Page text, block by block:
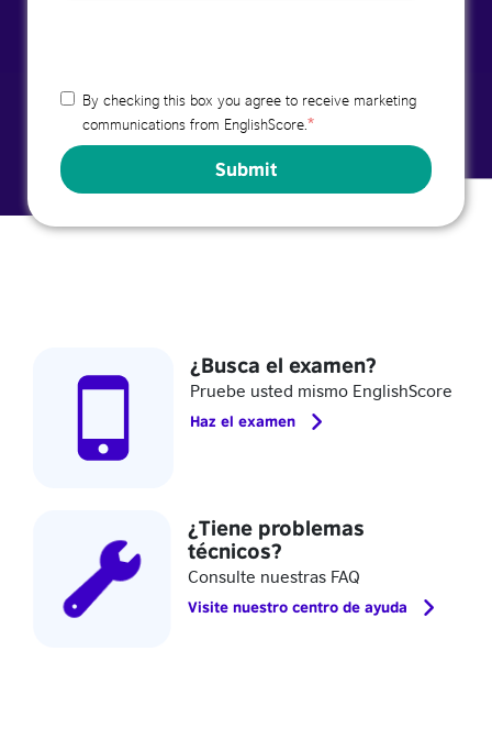
By checking this box you agree to receive marketing
communications from EnglishScore.*
¿Busca el examen?
Pruebe usted mismo EnglishScore
Haz el examen
¿Tiene problemas
técnicos?
Consulte nuestras FAQ
Visite nuestro centro de ayuda